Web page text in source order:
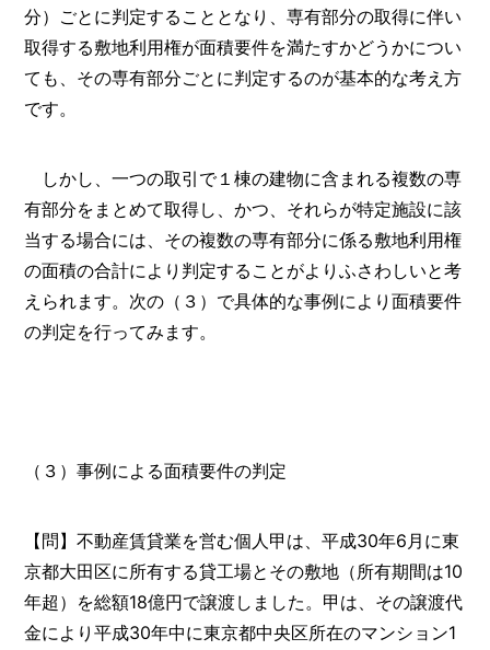
分）ごとに判定することとなり、専有部分の取得に伴い
取得する敷地利用権が面積要件を満たすかどうかについ
ても、その専有部分ごとに判定するのが基本的な考え方
です。
しかし、一つの取引で１棟の建物に含まれる複数の専
有部分をまとめて取得し、かつ、それらが特定施設に該
当する場合には、その複数の専有部分に係る敷地利用権
の面積の合計により判定することがよりふさわしいと考
えられます。次の（３）で具体的な事例により面積要件
の判定を行ってみます。
（３）事例による面積要件の判定
【問】不動産賃貸業を営む個人甲は、平成30年6月に東
京都大田区に所有する貸工場とその敷地（所有期間は10
年超）を総額18億円で譲渡しました。甲は、その譲渡代
金により平成30年中に東京都中央区所在のマンション1